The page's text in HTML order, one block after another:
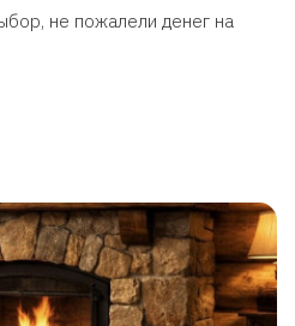
не пожалели денег на